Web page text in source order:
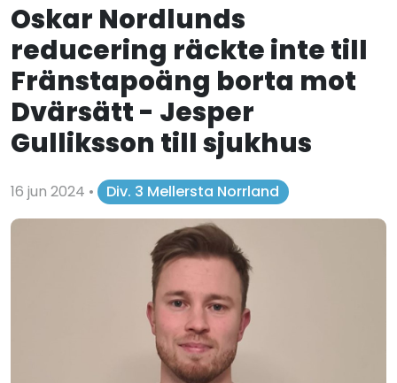
Oskar Nordlunds
reducering räckte inte till
Fränstapoäng borta mot
Dvärsätt - Jesper
Gulliksson till sjukhus
16 jun 2024 • Div. 3 Mellersta Norrland